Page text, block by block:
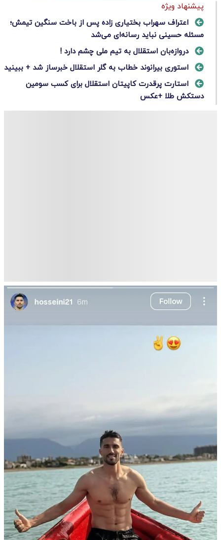
پیشنهاد ویژه
اعتراف سهراب بختیاری زاده پس از باخت سنگین تیمش؛
مسئله حسینی نباید رسانه‌ای می‌شد
دروازه‌بان استقلال به تیم ملی چشم دارد !
استوری بیرانوند خطاب به گلر استقلال خبرساز شد + ببینید
استارت پرقدرت کاپیتان استقلال برای کسب سومین
دستکش طلا +عکس